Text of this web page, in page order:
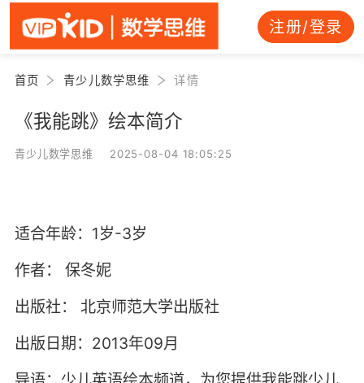
注册/登录
首页 青少儿数学思维 详情
《我能跳》绘本简介
青少儿数学思维 2025-08-04 18:05:25
适合年龄：1岁-3岁
作者：
保冬妮
出版社：
北京师范大学出版社
出版日期：2013年09月